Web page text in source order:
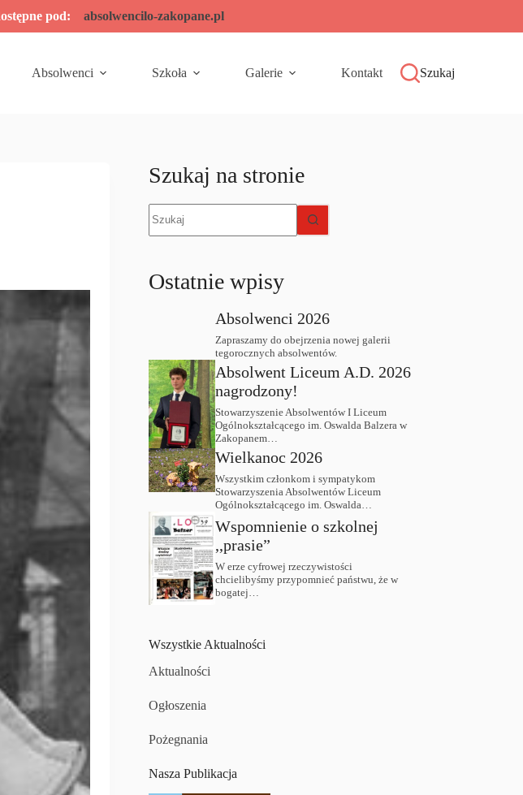
pod: absolwencilo-zakopane.pl
Absolwenci Szkoła Galerie Kontakt Szukaj
Szukaj na stronie
wyników
Ostatnie wpisy
Absolwenci 2026
Zapraszamy do obejrzenia nowej galerii
tegorocznych absolwentów.
Absolwent Liceum A.D. 2026
nagrodzony!
Stowarzyszenie Absolwentów I Liceum
Ogólnokształcącego im. Oswalda Balzera w
Zakopanem…
Wielkanoc 2026
Wszystkim członkom i sympatykom
Stowarzyszenia Absolwentów Liceum
Ogólnokształcącego im. Oswalda…
Wspomnienie o szkolnej
,,prasie”
W erze cyfrowej rzeczywistości
chcielibyśmy przypomnieć państwu, że w
bogatej…
Wszystkie Aktualności
Aktualności
Ogłoszenia
Pożegnania
Nasza Publikacja